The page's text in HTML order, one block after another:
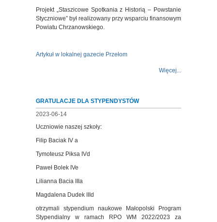
Projekt „Staszicowe Spotkania z Historią – Powstanie
Styczniowe” był realizowany przy wsparciu finansowym
Powiatu Chrzanowskiego.
Artykuł w lokalnej gazecie Przełom
Więcej...
GRATULACJE DLA STYPENDYSTÓW
2023-06-14
Uczniowie naszej szkoły:
Filip Baciak IV a
Tymoteusz Piksa IVd
Paweł Bolek IVe
Lilianna Bacia IIIa
Magdalena Dudek IIId
otrzymali stypendium naukowe Małopolski Program
Stypendialny w ramach RPO WM 2022/2023 za